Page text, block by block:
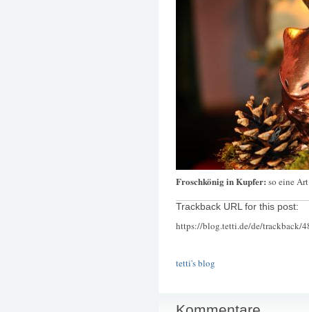
Froschkönig in Kupfer: so eine
Trackback URL for this post:
https://blog.tetti.de/de/trackback/
tetti's blog